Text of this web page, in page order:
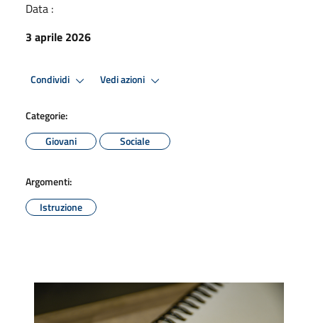
Data :
3 aprile 2026
Condividi Vedi azioni
Categorie:
Giovani
Sociale
Argomenti:
Istruzione